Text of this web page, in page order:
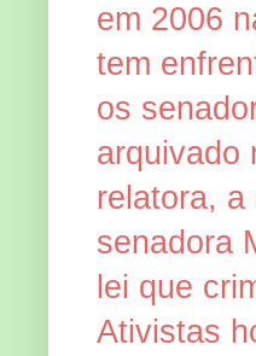
em 2006
tem
os
arquivado
relatora, a
senadora
lei que
Ativistas